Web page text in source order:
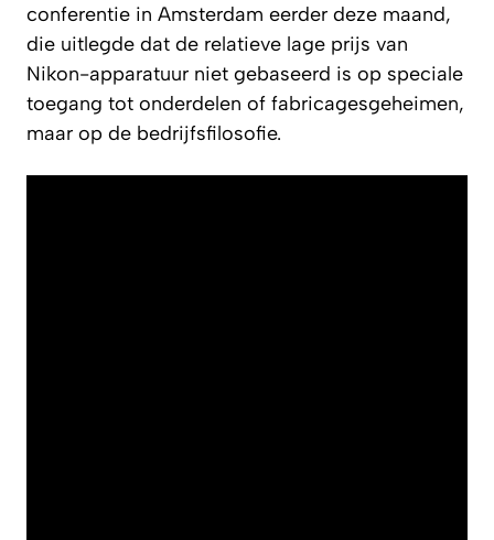
conferentie in Amsterdam eerder deze maand,
die uitlegde dat de relatieve lage prijs van
Nikon-apparatuur niet gebaseerd is op speciale
toegang tot onderdelen of fabricagesgeheimen,
maar op de bedrijfsfilosofie.